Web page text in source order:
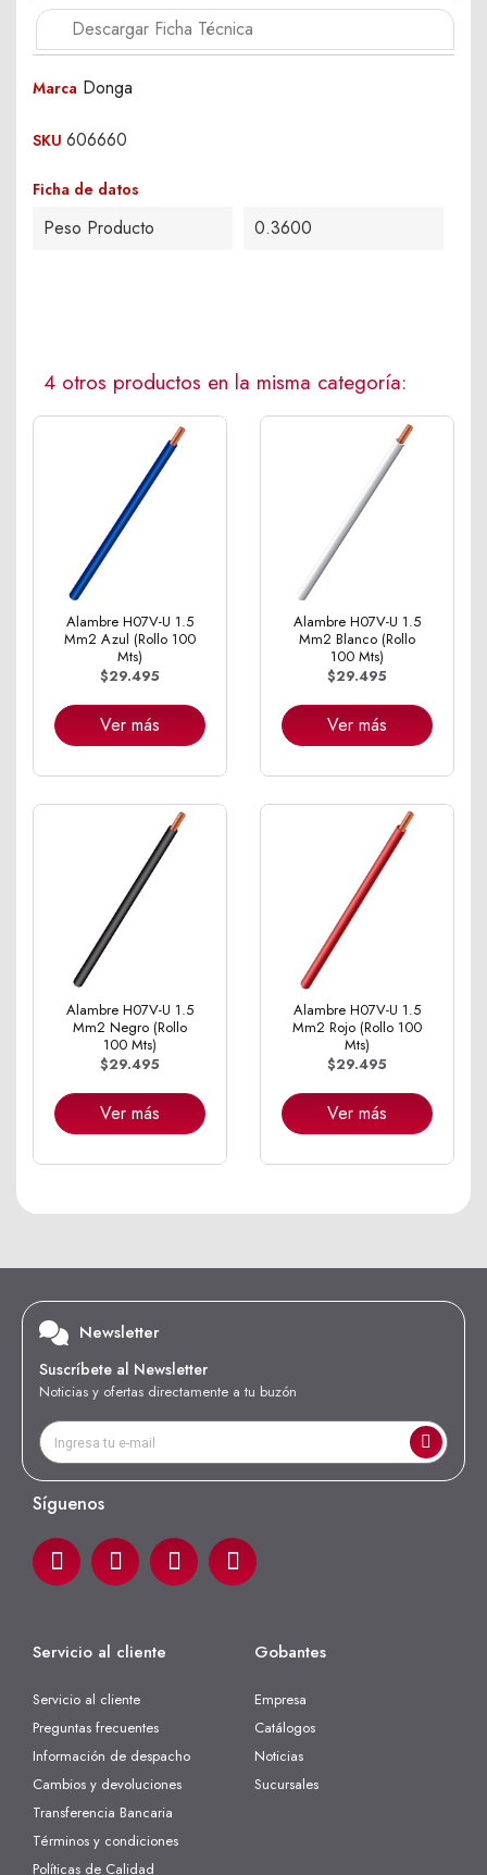
Descargar Ficha Técnica
Marca Donga
SKU 606660
Ficha de datos
Peso Producto 0.3600
4 otros productos en la misma categoría:
Alambre H07V-U 1.5
Mm2 Azul (Rollo 100
Mts)
$29.495
Ver más
Alambre H07V-U 1.5
Mm2 Blanco (Rollo
100 Mts)
$29.495
Ver más
Alambre H07V-U 1.5
Mm2 Negro (Rollo
100 Mts)
$29.495
Ver más
Alambre H07V-U 1.5
Mm2 Rojo (Rollo 100
Mts)
$29.495
Ver más
Newsletter
Suscríbete al Newsletter
Noticias y ofertas directamente a tu buzón
Síguenos
Servicio al cliente
Servicio al cliente
Preguntas frecuentes
Información de despacho
Cambios y devoluciones
Transferencia Bancaria
Términos y condiciones
Políticas de Calidad
Gobantes
Empresa
Catálogos
Noticias
Sucursales